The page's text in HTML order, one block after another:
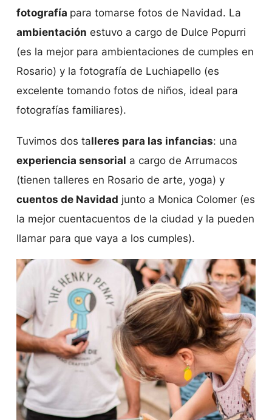
fotografía para tomarse fotos de Navidad. La
ambientación estuvo a cargo de Dulce Popurri
(es la mejor para ambientaciones de cumples en
Rosario) y la fotografía de Luchiapello (es
excelente tomando fotos de niños, ideal para
fotografías familiares).
Tuvimos dos talleres para las infancias: una
experiencia sensorial a cargo de Arrumacos
(tienen talleres en Rosario de arte, yoga) y
cuentos de Navidad junto a Monica Colomer (es
la mejor cuentacuentos de la ciudad y la pueden
llamar para que vaya a los cumples).